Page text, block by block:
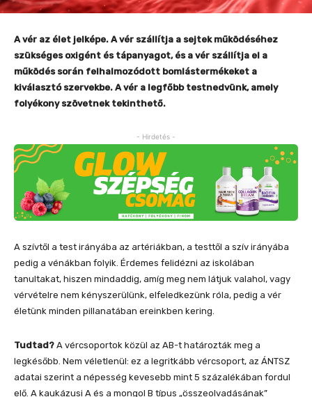
A vér az élet jelképe. A vér szállítja a sejtek működéséhez
szükséges oxigént és tápanyagot, és a vér szállítja el a
működés során felhalmozódott bomlástermékeket a
kiválasztó szervekbe. A vér a legfőbb testnedvünk, amely
folyékony szövetnek tekinthető.
- Hirdetés -
A szívtől a test irányába az artériákban, a testtől a szív irányába
pedig a vénákban folyik. Érdemes felidézni az iskolában
tanultakat, hiszen mindaddig, amíg meg nem látjuk valahol, vagy
vérvételre nem kényszerülünk, elfeledkezünk róla, pedig a vér
életünk minden pillanatában ereinkben kering.
Tudtad? A vércsoportok közül az AB-t határozták meg a
legkésőbb. Nem véletlenül: ez a legritkább vércsoport, az ÁNTSZ
adatai szerint a népesség kevesebb mint 5 százalékában fordul
elő. A kaukázusi A és a mongol B típus „összeolvadásának”